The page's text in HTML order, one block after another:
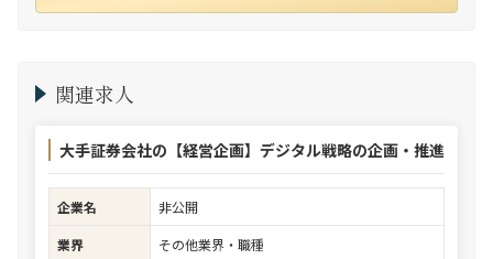
関連求人
大手証券会社の【経営企画】デジタル戦略の企画・推進
企業名
非公開
業界
その他業界・職種